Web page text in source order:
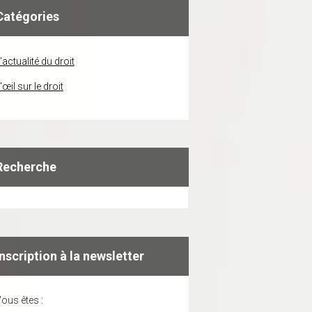
L'actualité du droit
L'œil sur le droit
à la newsletter
êtes :